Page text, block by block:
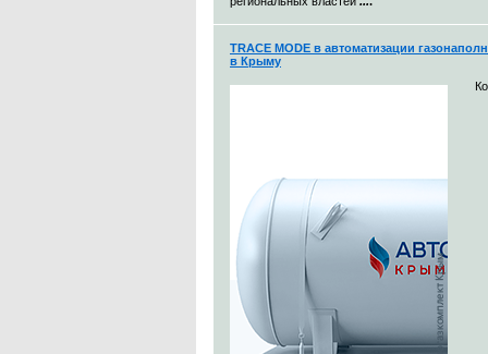
TRACE MODE в автоматизации
в Крыму